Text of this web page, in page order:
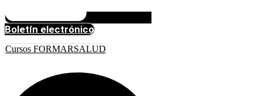
Boletín electrónico
Cursos FORMARSALUD